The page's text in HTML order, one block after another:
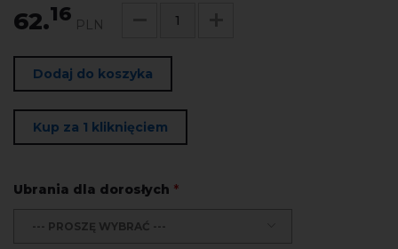
62.16 PLN
Dodaj do koszyka
Kup za 1 kliknięciem
Ubrania dla dorosłych *
--- PROSZĘ WYBRAĆ ---